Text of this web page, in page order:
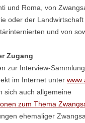
und Roma, von
oder der Landwirtschaft
und von
Zugang
zur Interview-
im Internet unter
sich auch allgemeine
zum Thema
ehemaliger